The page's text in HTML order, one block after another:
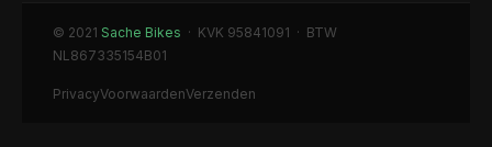
© 2021 Sache Bikes · KVK 95841091 · BTW
NL867335154B01
PrivacyVoorwaardenVerzenden